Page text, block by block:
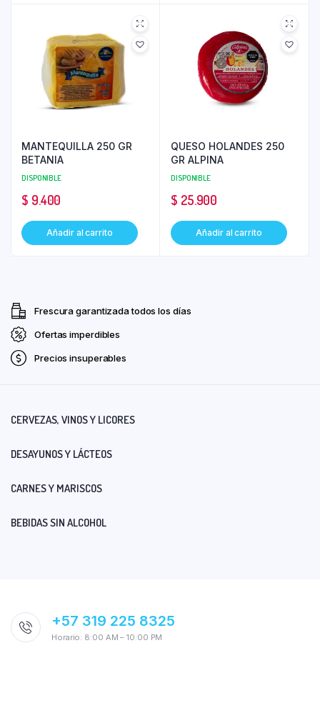
MANTEQUILLA 250 GR
BETANIA
DISPONIBLE
$ 9.400
Añadir al carrito
QUESO HOLANDES 250
GR ALPINA
DISPONIBLE
$ 25.900
Añadir al carrito
Frescura garantizada todos los días
Ofertas imperdibles
Precios insuperables
CERVEZAS, VINOS Y LICORES
DESAYUNOS Y LÁCTEOS
CARNES Y MARISCOS
BEBIDAS SIN ALCOHOL
+57 319 225 8325
Horario: 8:00 AM – 10:00 PM